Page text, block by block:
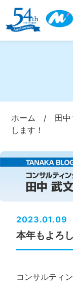
ホーム / 田
します！
2023.01.09
本年もよろ
コンサルティ